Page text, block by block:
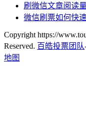
刷微信文章阅读
微信刷票如何快
Copyright https://
Reserved. 百皓投票团队
地图